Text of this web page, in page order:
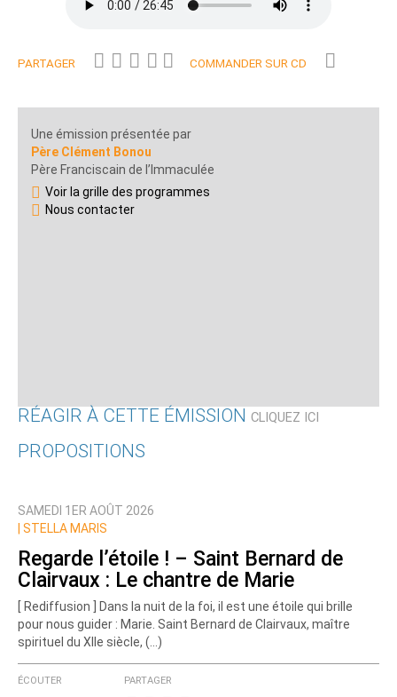
PARTAGER COMMANDER SUR CD
Une émission présentée par
Père Clément Bonou
Père Franciscain de l’Immaculée
Voir la grille des programmes
Nous contacter
RÉAGIR À CETTE ÉMISSION CLIQUEZ ICI
Nom
Ajoutez votre commentaire ici
PROPOSITIONS
SAMEDI 1ER AOÛT 2026
STELLA MARIS
Regarde l’étoile ! – Saint Bernard de
Clairvaux : Le chantre de Marie
[ Rediffusion ] Dans la nuit de la foi, il est une étoile qui brille
pour nous guider : Marie. Saint Bernard de Clairvaux, maître
spirituel du XIIe siècle, (…)
ÉCOUTER PARTAGER